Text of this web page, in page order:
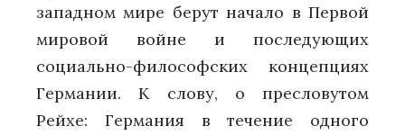
западном мире берут начало в Первой
мировой войне и последующих
социально-философских концепциях
Германии. К слову, о пресловутом
Рейхе: Германия в течение одного